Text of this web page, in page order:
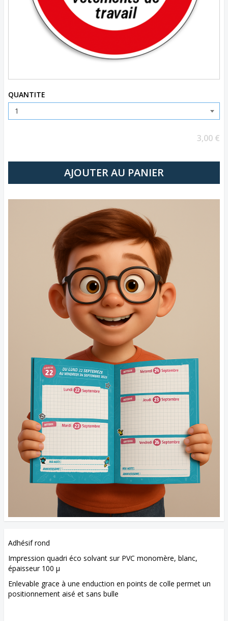
QUANTITE
3,00 €
Adhésif rond
Impression quadri éco solvant sur PVC monomère, blanc,
épaisseur 100 μ
Enlevable grace à une enduction en points de colle permet un
positionnement aisé et sans bulle